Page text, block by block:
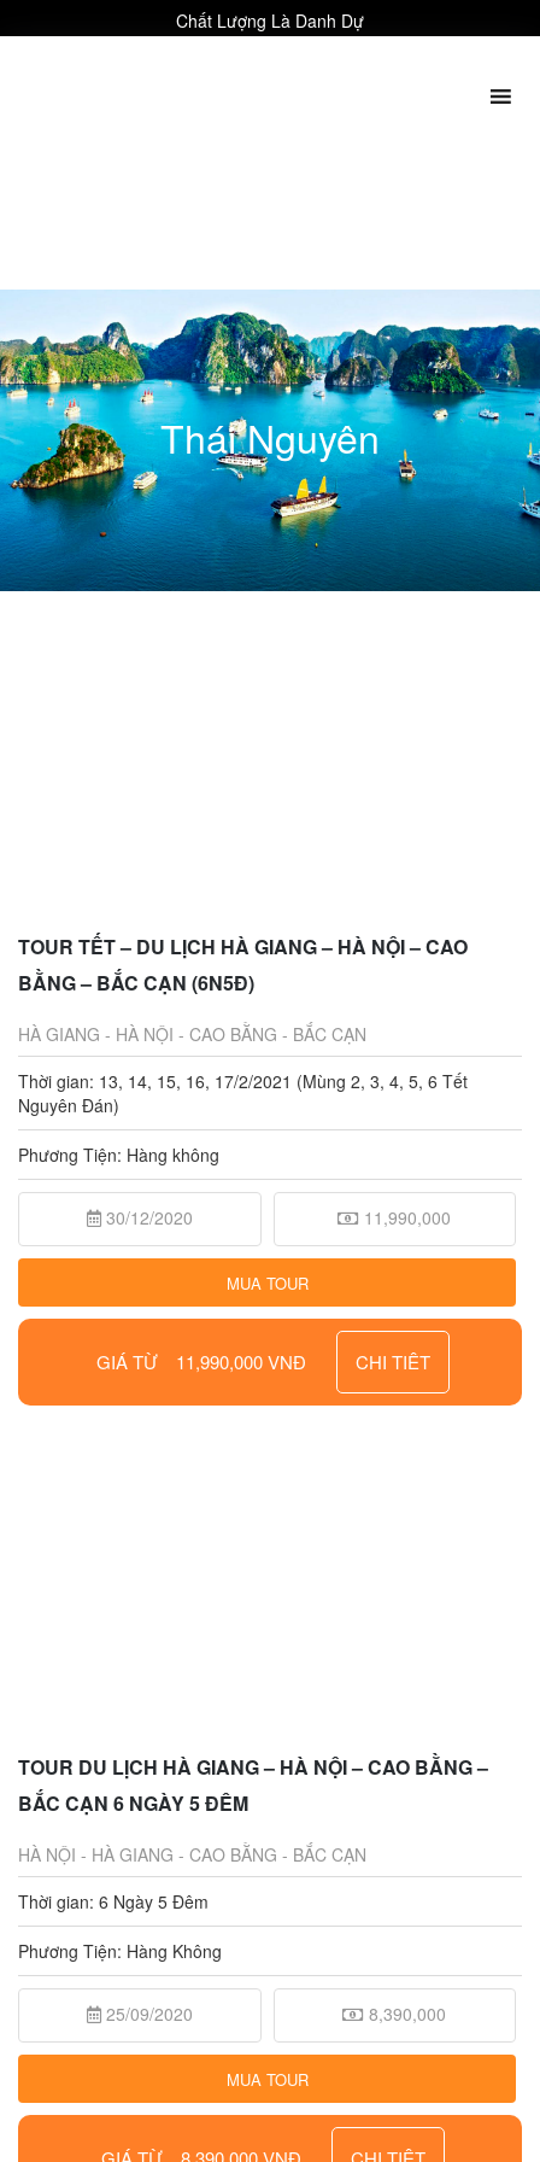
Chất Lượng Là Danh Dự
Thái Nguyên
TOUR TẾT – DU LỊCH HÀ GIANG – HÀ NỘI – CAO
BẰNG – BẮC CẠN (6N5Đ)
HÀ GIANG - HÀ NỘI - CAO BẰNG - BẮC CẠN
Thời gian: 13, 14, 15, 16, 17/2/2021 (Mùng 2, 3, 4, 5, 6 Tết
Nguyên Đán)
Phương Tiện: Hàng không
30/12/2020 11,990,000
MUA TOUR
GIÁ TỪ 11,990,000 VNĐ CHI TIÊT
TOUR DU LỊCH HÀ GIANG – HÀ NỘI – CAO BẰNG –
BẮC CẠN 6 NGÀY 5 ĐÊM
HÀ NỘI - HÀ GIANG - CAO BẰNG - BẮC CẠN
Thời gian: 6 Ngày 5 Đêm
Phương Tiện: Hàng Không
25/09/2020 8,390,000
MUA TOUR